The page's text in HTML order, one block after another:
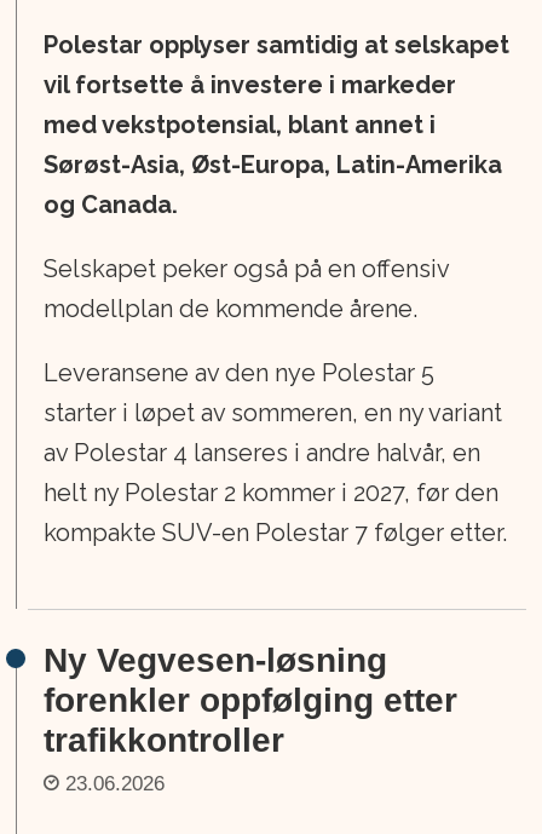
Polestar opplyser samtidig at selskapet
vil fortsette å investere i markeder
med vekstpotensial, blant annet i
Sørøst-Asia, Øst-Europa, Latin-Amerika
og Canada.
Selskapet peker også på en offensiv
modellplan de kommende årene.
Leveransene av den nye Polestar 5
starter i løpet av sommeren, en ny variant
av Polestar 4 lanseres i andre halvår, en
helt ny Polestar 2 kommer i 2027, før den
kompakte SUV-en Polestar 7 følger etter.
Ny Vegvesen-løsning
forenkler oppfølging etter
trafikkontroller
23.06.2026